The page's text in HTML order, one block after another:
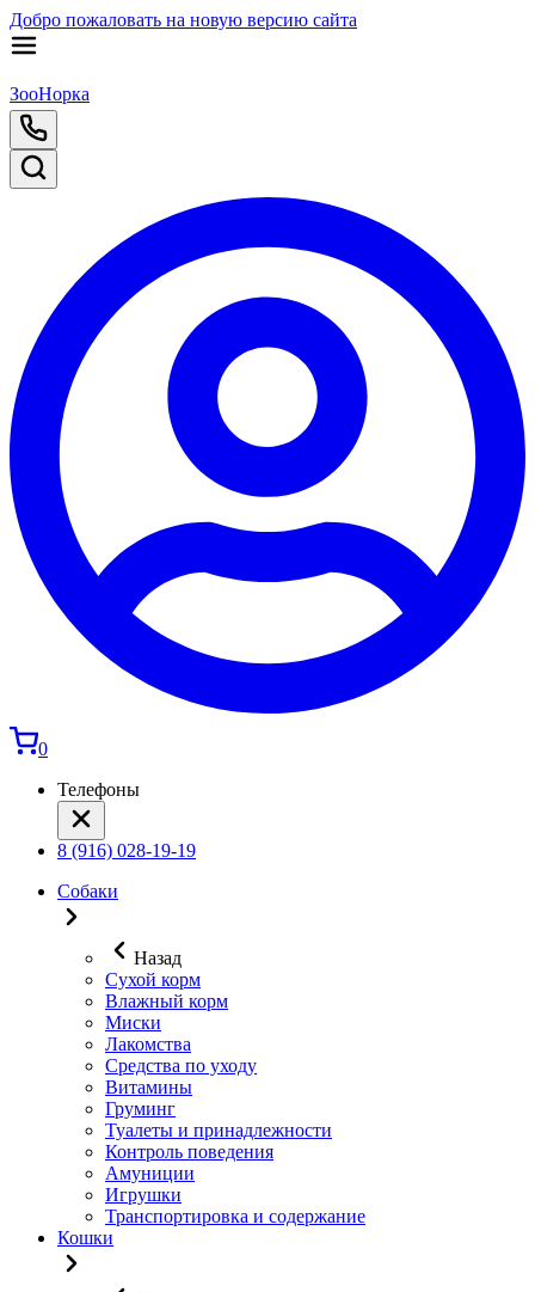
Добро пожаловать на новую версию сайта
ЗооНорка
0
Телефоны
8 (916) 028-19-19
Собаки
Назад
Сухой корм
Влажный корм
Миски
Лакомства
Средства по уходу
Витамины
Груминг
Туалеты и принадлежности
Контроль поведения
Амуниции
Игрушки
Транспортировка и содержание
Кошки